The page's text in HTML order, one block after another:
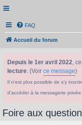
FAQ
Accueil du forum
Depuis le 1er avril 2022,
lecture. (Voir ce message)
Il n'est plus possible de s'y
d'accéder à la messagerie
Foire aux